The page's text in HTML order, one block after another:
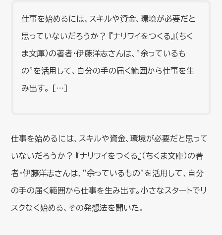
仕事を始めるには、スキルや資金、環境が必要だと
思っていないだろうか？ 『ナリワイをつくる』（ちく
ま文庫）の著者・伊藤洋志さんは、”余っているも
の”を活用して、自分の手の届く範囲から仕事を生
み出す。 […]
仕事を始めるには、スキルや資金、環境が必要だと思って
いないだろうか？ 『ナリワイをつくる』（ちくま文庫）の著
者・伊藤洋志さんは、”余っているもの”を活用して、自分
の手の届く範囲から仕事を生み出す。小さなスタートでリ
スクなく始める、その発想法を聞いた。